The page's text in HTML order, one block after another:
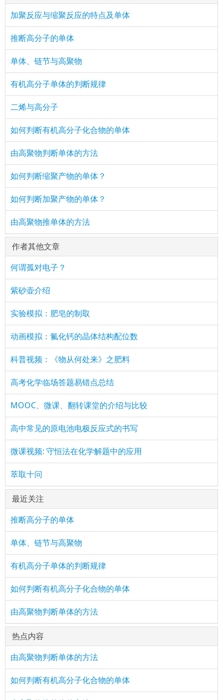
加聚反应与缩聚反应的特点及单体
推断高分子的单体
单体、链节与高聚物
有机高分子单体的判断规律
二烯与高分子
如何判断有机高分子化合物的单体
由高聚物判断单体的方法
如何判断缩聚产物的单体？
如何判断加聚产物的单体？
由高聚物推单体的方法
作者其他文章
何谓孤对电子？
紫砂壶介绍
实验模拟：肥皂的制取
动画模拟：氟化钙的晶体结构配位数
科普视频：《物从何处来》之肥料
高考化学临场答题易错点总结
MOOC、微课、翻转课堂的介绍与比较
高中常见的原电池电极反应式的书写
微课视频: 守恒法在化学解题中的应用
萃取十问
最近关注
推断高分子的单体
单体、链节与高聚物
有机高分子单体的判断规律
如何判断有机高分子化合物的单体
由高聚物判断单体的方法
热点内容
由高聚物判断单体的方法
如何判断有机高分子化合物的单体